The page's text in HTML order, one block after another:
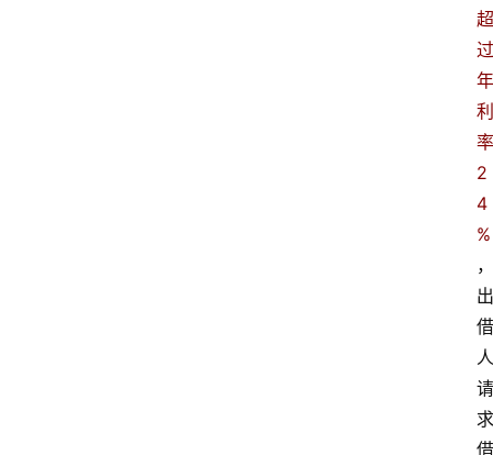
超
过
年
利
率
2
4
%
，
出
借
人
请
求
借